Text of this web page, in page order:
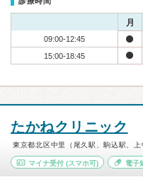
月
09:00-12:45
15:00-18:45
たかねクリニック
東京都北区中里（尾久駅、駒込駅、上
マイナ受付 (スマホ可) 電子